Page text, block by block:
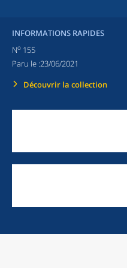
INFORMATIONS RAPIDES
No 155
Paru le :23/06/2021
Découvrir la collection